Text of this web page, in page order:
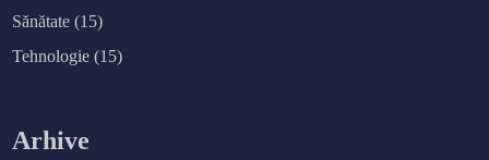
Sănătate (15)
Tehnologie (15)
Arhive